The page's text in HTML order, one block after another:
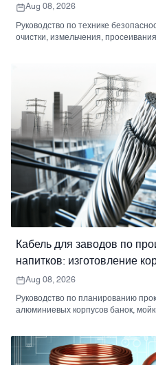
Aug 08, 2026
Руководство по технике
очистки, измельчения,
Кабель для заводов по
напитков: изготовление
качества.
Aug 08, 2026
Руководство по планированию
алюминиевых корпусов банок,